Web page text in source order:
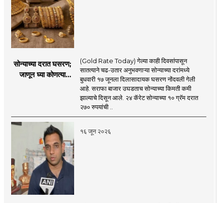
सोन्याच्या दरात घसरण;
जाणून घ्या कोणत्या
(Gold Rate Today) गेल्या काही दिवसांपासून
सातत्याने चढ-उतार अनुभवणाऱ्या सोन्याच्या दरांमध्ये
बुधवारी १७ जूनला दिलासादायक घसरण नोंदवली गेली
आहे. सराफा बाजार उघडताच सोन्याच्या किमती कमी
झाल्याचे दिसून आले. २४ कॅरेट सोन्याच्या १० ग्रॅम दरात
२७० रुपयांची ..
१६ जून २०२६